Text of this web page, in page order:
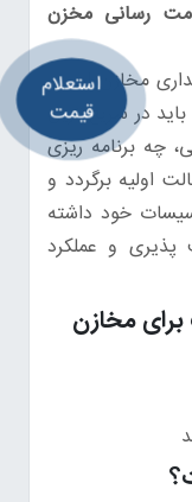
رسانی مخزن
مخازن است.
در سریع ترین
چه برنامه ریزی
اولیه برگردد و
خود داشته
پذیری و عملکرد
مخازن
استعلام
قیمت